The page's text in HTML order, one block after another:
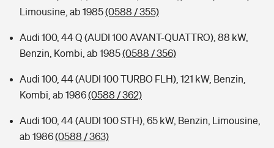
Limousine, ab 1985(0588 / 355)
Audi 100, 44 Q (AUDI 100 AVANT-QUATTRO), 88 kW,
Benzin, Kombi, ab 1985(0588 / 356)
Audi 100, 44 (AUDI 100 TURBO FLH), 121 kW, Benzin,
Kombi, ab 1986(0588 / 362)
Audi 100, 44 (AUDI 100 STH), 65 kW, Benzin, Limousine,
ab 1986(0588 / 363)